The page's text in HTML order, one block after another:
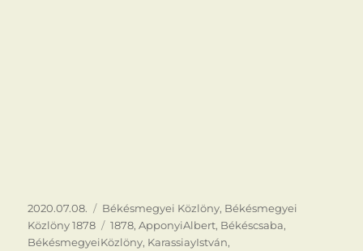
Közzétéve
2020.07.08. Kategória
Békésmegyei Közlöny, Békésmegyei
Közlöny 1878
Címke
1878,ApponyiAlbert, Békéscsaba,
BékésmegyeiKözlöny, KarassiayIstván,